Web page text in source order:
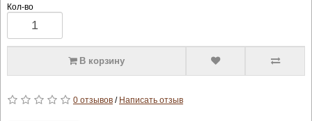
Кол-во
В корзину
0 отзывов/ Написать отзыв